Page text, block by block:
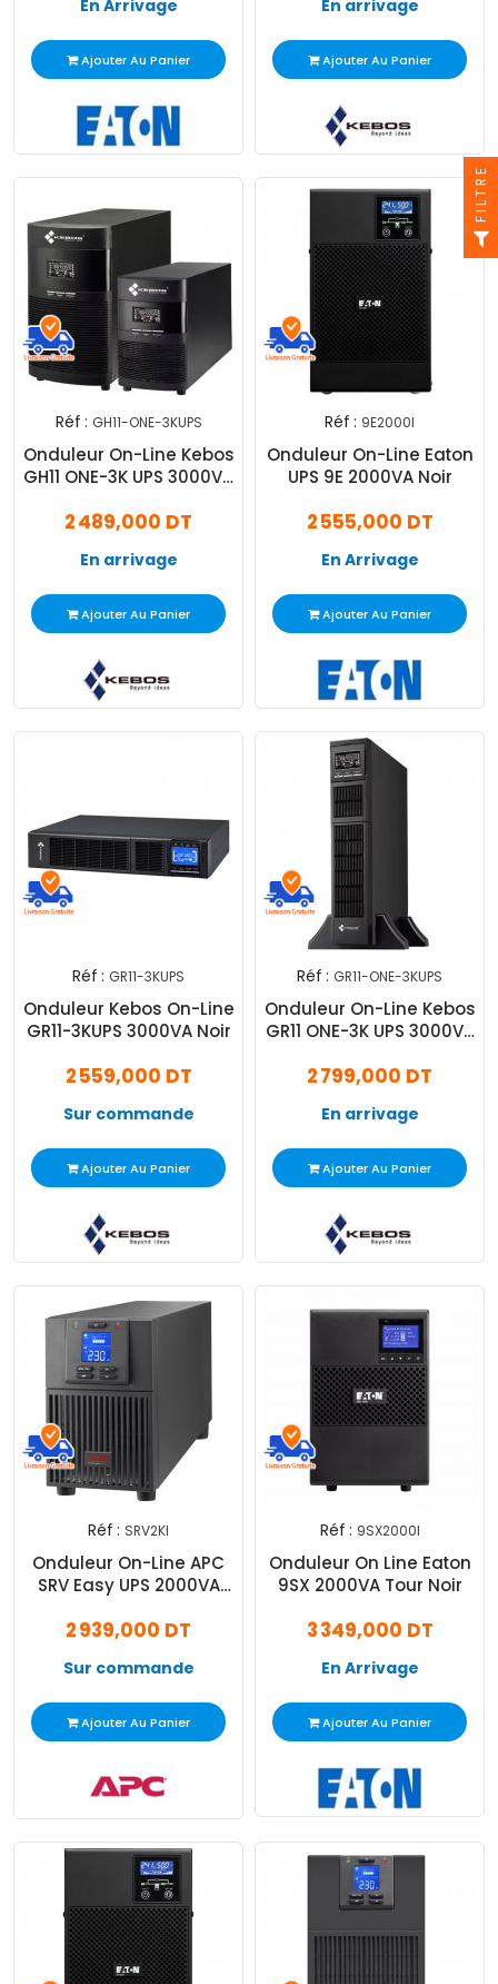
En Arrivage
Ajouter Au Panier
En arrivage
Ajouter Au Panier
Réf : GH11-ONE-3KUPS
Onduleur On-Line Kebos
GH11 ONE-3K UPS 3000VA
2 489,000 DT
En arrivage
Ajouter Au Panier
Réf : 9E2000I
Onduleur On-Line Eaton
UPS 9E 2000VA Noir
2 555,000 DT
En Arrivage
Ajouter Au Panier
Réf : GR11-3KUPS
Onduleur Kebos On-Line
GR11-3KUPS 3000VA Noir
2 559,000 DT
Sur commande
Ajouter Au Panier
Réf : GR11-ONE-3KUPS
Onduleur On-Line Kebos
GR11 ONE-3K UPS 3000VA
2 799,000 DT
En arrivage
Ajouter Au Panier
Réf : SRV2KI
Onduleur On-Line APC
SRV Easy UPS 2000VA
2 939,000 DT
Sur commande
Ajouter Au Panier
Réf : 9SX2000I
Onduleur On Line Eaton
9SX 2000VA Tour Noir
3 349,000 DT
En Arrivage
Ajouter Au Panier
FILTRE